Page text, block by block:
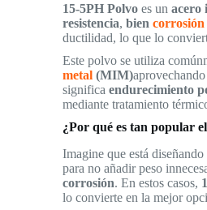
15-5PH Polvo es unacero
resistencia,biencorrosión
ductilidad, lo que lo
Este polvo se utiliza
metal (MIM)
significaendurecimiento
mediante tratamiento
¿Por qué es tan popular
Imagine que está
para no añadir peso
corrosión. En estos casos,
lo convierte en la mejor